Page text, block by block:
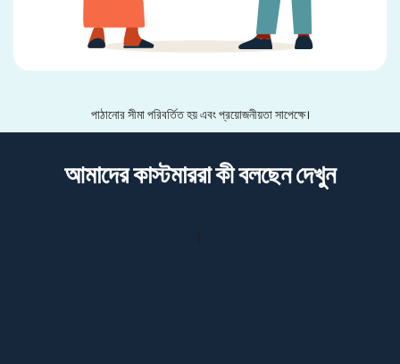
পাঠানোর সীমা পরিবর্তিত হয় এবং প্রয়োজনীয়তা সাপেক্ষে।
আমাদের কাস্টমাররা কী বলছেন দেখুন